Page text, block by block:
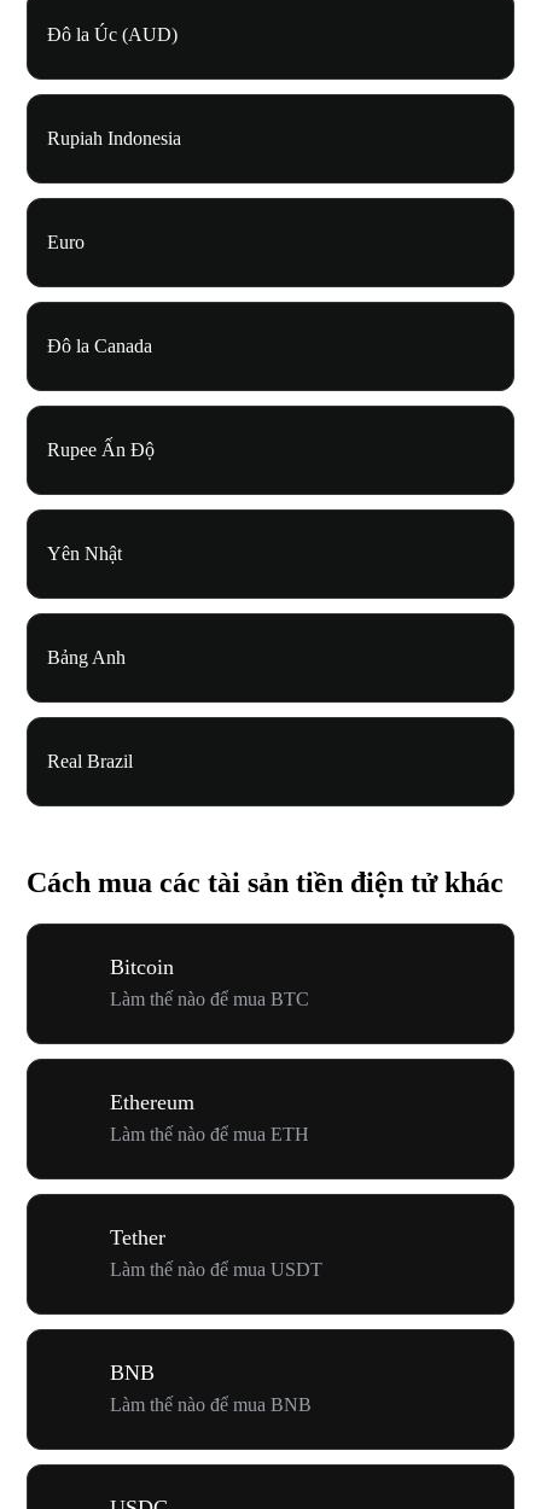
Đô la Úc (AUD)
Rupiah Indonesia
Euro
Đô la Canada
Rupee Ấn Độ
Yên Nhật
Bảng Anh
Real Brazil
Cách mua các tài sản tiền điện tử khác
Bitcoin
Làm thế nào để mua BTC
Ethereum
Làm thế nào để mua ETH
Tether
Làm thế nào để mua USDT
BNB
Làm thế nào để mua BNB